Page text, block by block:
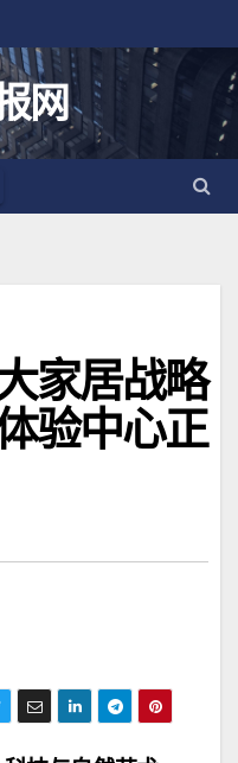
网
家居战略
验中心正